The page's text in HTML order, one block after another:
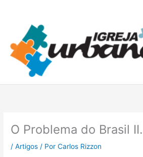
conteúdo
O Problema do Brasil II.
/Artigos / PorCarlos Rizzon
u